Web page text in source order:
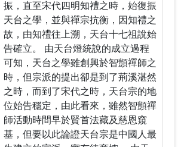
振，直至宋代四明知禮之時，始復振
天台之學，並與禪宗抗衡，因知禮之
故，由知禮往上溯，天台十七祖說始
告確立。 由天台燈統說的成立過程
可知，天台之學雖創興於智顗禪師之
時，但宗派的提出卻是到了荊溪湛然
之時，而到了宋代之時，天台宗的地
位始告穩定，由此看來，雖然智顗禪
師活動時間早於賢首法藏及慈恩窺
基，但要以此論證天台宗是中國人最